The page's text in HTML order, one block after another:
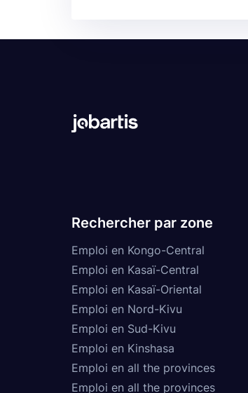
Rechercher par zone
Emploi en Kongo-Central
Emploi en Kasaï-Central
Emploi en Kasaï-Oriental
Emploi en Nord-Kivu
Emploi en Sud-Kivu
Emploi en Kinshasa
Emploi en all the provinces
Emploi en all the provinces